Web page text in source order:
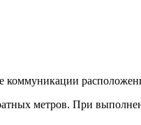
коммуникации
метров. При